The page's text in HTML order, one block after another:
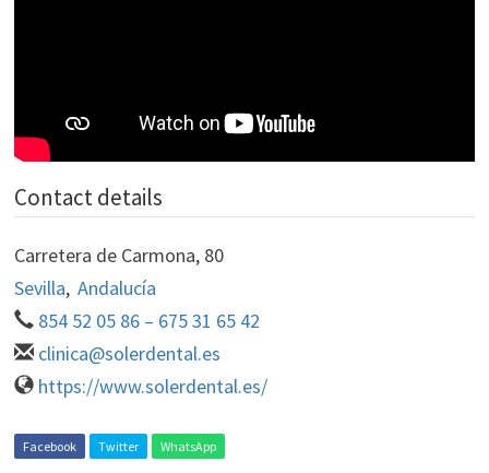
Contact details
Carretera de Carmona, 80
Sevilla, Andalucía
854 52 05 86 – 675 31 65 42
clinica@solerdental.es
https://www.solerdental.es/
Facebook Twitter WhatsApp